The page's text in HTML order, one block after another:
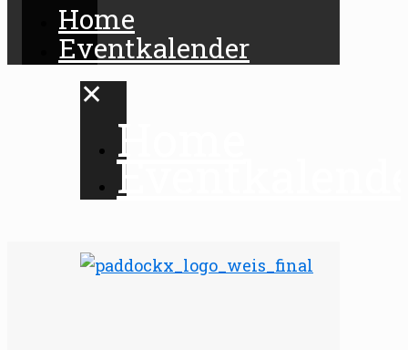
Home
Eventkalender
✕
Home